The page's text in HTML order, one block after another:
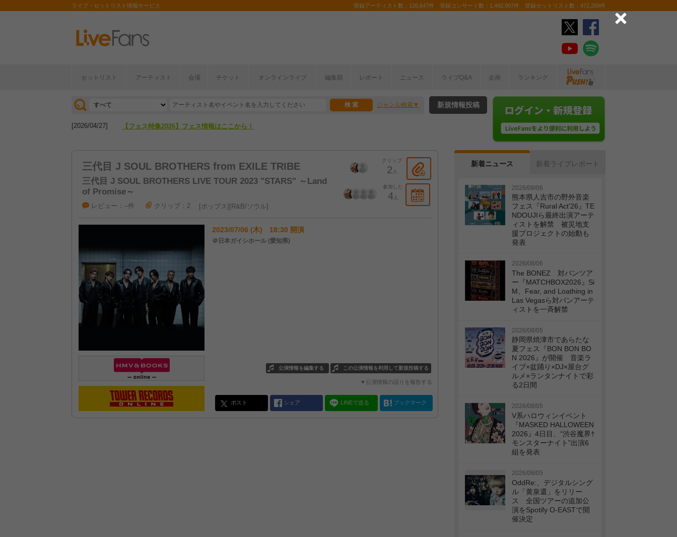
ライブ・セットリスト情報サービス 登録アーティスト数：126,647件 登録コンサート数：1,492,907件 登録セットリスト数：472,269件
セットリスト アーティスト 会場 チケット オンラインライブ 編集部 レポート ニュース ライブQ&A 企画 ランキング
ジャンル検索
[2026/07/28] 【ライブ動員ランキング】2026年上半期編発表！
[2026/04/27] 【フェス特集2026】フェス情報はここから！
新規情報投稿
三代目 J SOUL BROTHERS from EXILE TRIBE
三代目 J SOUL BROTHERS LIVE TOUR 2023 "STARS" ～Land
of Promise～
クリップ
2 人
参加した
4人
レビュー：--件 クリップ：2 ポップス R&B/ソウル
2023/07/06 (木) 18:30 開演
＠日本ガイシホール (愛知県)
この公演情報を利用して新規投稿する
公演情報を編集する
▼公演情報の誤りを報告する
ポスト シェア LINEで送る ブックマーク
新着ニュース 新着ライブレポート
2026/08/06
熊本県人吉市の野外音楽
フェス『Rural Act'26』TE
NDOUJIら最終出演アーテ
ィストを解禁 被災地支
援プロジェクトの始動も
発表
2026/08/06
The BONEZ 対バンツア
ー『MATCHBOX2026』Si
M、Fear, and Loathing in
Las Vegasら対バンアーテ
ィストを一斉解禁
2026/08/05
静岡県焼津市であらたな
夏フェス『BON BON BO
N 2026』が開催 音楽ラ
イブ×盆踊り×DJ×屋台グ
ルメ×ランタンナイトで彩
る2日間
2026/08/05
V系ハロウィンイベント
『MASKED HALLOWEEN
2026』4日目、“渋谷魔界†
モンスターナイト”出演6
組を発表
2026/08/05
OddRe:、デジタルシング
ル「黄泉還」をリリー
ス 全国ツアーの追加公
演をSpotify O-EASTで開
催決定